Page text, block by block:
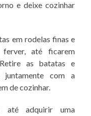
e deixe cozinhar
em rodelas finas e
até ficarem
as batatas e
juntamente com a
de cozinhar.
até adquirir uma